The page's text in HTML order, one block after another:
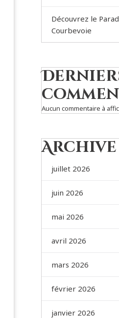
Découvrez le
Courbevoie
Aucun commentaire à
Archive
juillet 2026
juin 2026
mai 2026
avril 2026
mars 2026
février 2026
janvier 2026